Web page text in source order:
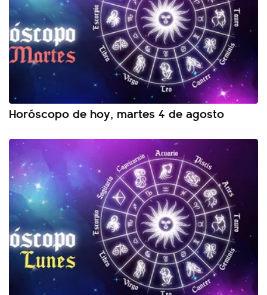
Horóscopo de hoy, martes 4 de agosto